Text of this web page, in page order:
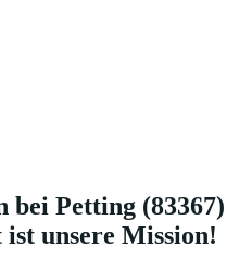
bei Petting (83367)
unsere Mission!